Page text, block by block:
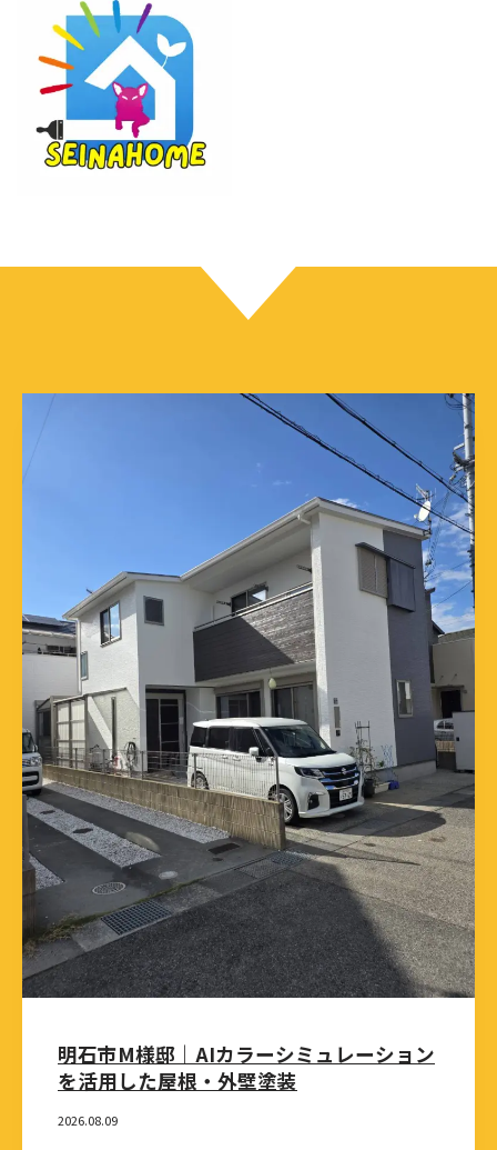
明石市M様邸｜AIカラーシミュレーション
を活用した屋根・外壁塗装
2026.08.09